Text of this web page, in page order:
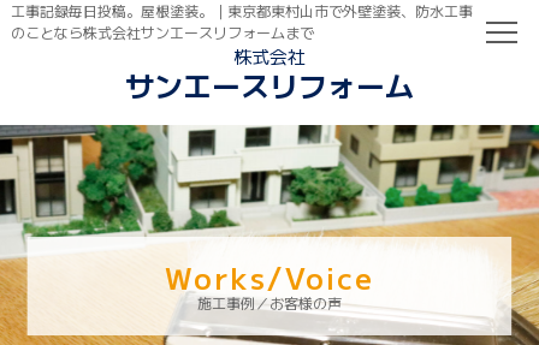
工事記録毎日投稿。屋根塗装。｜東京都東村山市で外壁塗装、防水工事
のことなら株式会社サンエースリフォームまで
株式会社
サンエースリフォーム
初めての方へ
ご依頼の流れ
Works/Voice
施工事例／お客様の声